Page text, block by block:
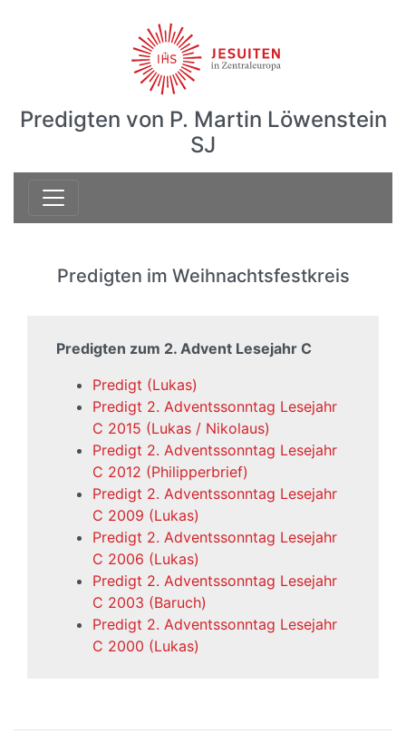
Predigten von P. Martin Löwenstein
SJ
Predigten im Weihnachtsfestkreis
Predigten zum 2. Advent Lesejahr C
Predigt (Lukas)
Predigt 2. Adventssonntag Lesejahr
C 2015 (Lukas / Nikolaus)
Predigt 2. Adventssonntag Lesejahr
C 2012 (Philipperbrief)
Predigt 2. Adventssonntag Lesejahr
C 2009 (Lukas)
Predigt 2. Adventssonntag Lesejahr
C 2006 (Lukas)
Predigt 2. Adventssonntag Lesejahr
C 2003 (Baruch)
Predigt 2. Adventssonntag Lesejahr
C 2000 (Lukas)